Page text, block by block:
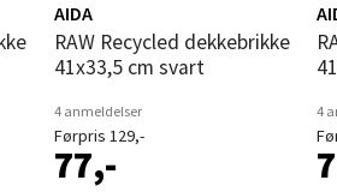
AIDA
RAW Recycled dekkebrikke
41x33,5 cm svart
4 anmeldelser
Førpris 129,-
77,-
RAW Recycled dekkebrikke
4
- Thon Senter Sartor
12, 5353 Straume
dag 10-18